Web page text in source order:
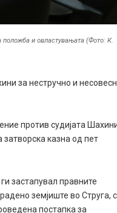
положба и овластувањата (Фото: К.
за нестручно и
против судијата
казна од пет
застапувал правните
земјиште во Струга,
постапка за